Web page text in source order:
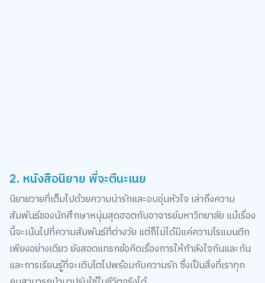
2. หนังสือนิยาย พี่จะตีนะเนย
นิยายวายที่เต็มไปด้วยความน่ารักและอบอุ่นหัวใจ เล่าถึงความ
สัมพันธ์ของนักศึกษาหนุ่มสุดฮอตกับอาจารย์มหาวิทยาลัย แม้เรื่อง
นี้จะเน้นไปที่ความสัมพันธ์ที่ต่างวัย แต่ก็ไม่ได้มีแค่ความโรแมนติก
เพียงอย่างเดียว ยังสอดแทรกข้อคิดเรื่องการให้กำลังใจกันและกัน
และการเรียนรู้ที่จะเติบโตไปพร้อมกับความรัก ซึ่งเป็นสิ่งที่เราทุก
คนสามารถนำมาปรับใช้ในชีวิตจริงได้